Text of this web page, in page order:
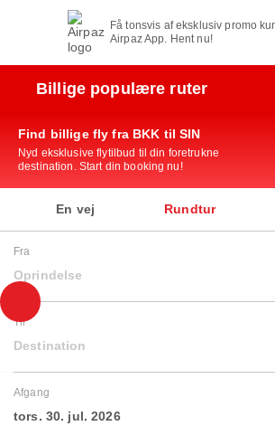
Få tonsvis af eksklusiv promo
Airpaz App. Hent nu!
Billige populære ruter
Find billige fly fra BKK til SIN
Nyd eksklusive flytilbud til din foretrukne
destination. Start din booking nu!
En vej Rundtur
Fra
Oprindelse
Til
Destination
Afgang
tors. 30. jul. 2026